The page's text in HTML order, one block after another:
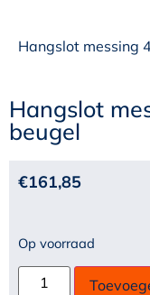
Hangslot messing
Hangslot
beugel
€161,85
Op voorraad